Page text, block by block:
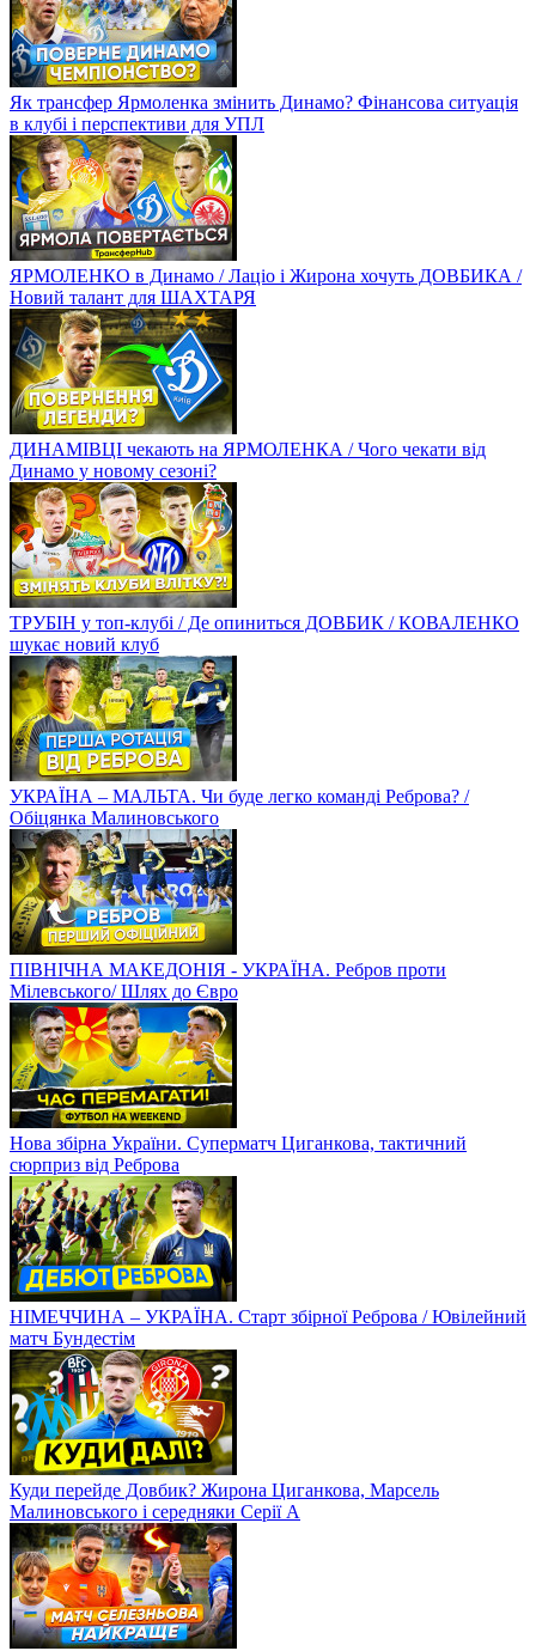
Як трансфер Ярмоленка змінить Динамо? Фінансова ситуація
в клубі і перспективи для УПЛ
ЯРМОЛЕНКО в Динамо / Лаціо і Жирона хочуть ДОВБИКА /
Новий талант для ШАХТАРЯ
ДИНАМІВЦІ чекають на ЯРМОЛЕНКА / Чого чекати від
Динамо у новому сезоні?
ТРУБІН у топ-клубі / Де опиниться ДОВБИК / КОВАЛЕНКО
шукає новий клуб
УКРАЇНА – МАЛЬТА. Чи буде легко команді Реброва? /
Обіцянка Малиновського
ПІВНІЧНА МАКЕДОНІЯ - УКРАЇНА. Ребров проти
Мілевського/ Шлях до Євро
Нова збірна України. Суперматч Циганкова, тактичний
сюрприз від Реброва
НІМЕЧЧИНА – УКРАЇНА. Старт збірної Реброва / Ювілейний
матч Бундестім
Куди перейде Довбик? Жирона Циганкова, Марсель
Малиновського і середняки Серії А